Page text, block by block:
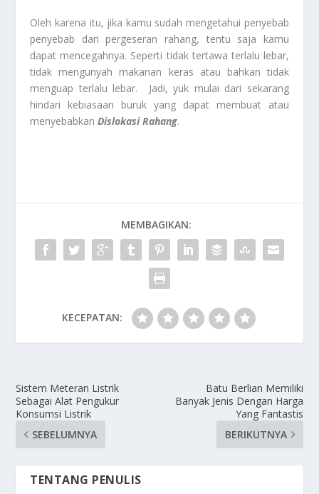
Oleh karena itu, jika kamu sudah mengetahui penyebab
penyebab dari pergeseran rahang, tentu saja kamu
dapat mencegahnya. Seperti tidak tertawa terlalu lebar,
tidak mengunyah makanan keras atau bahkan tidak
menguap terlalu lebar. Jadi, yuk mulai dari sekarang
hindari kebiasaan buruk yang dapat membuat atau
menyebabkanDislokasi Rahang.
MEMBAGIKAN:
KECEPATAN:
Sistem Meteran Listrik
Sebagai Alat Pengukur
Konsumsi Listrik
SEBELUMNYA
Batu Berlian Memiliki
Banyak Jenis Dengan Harga
Yang Fantastis
BERIKUTNYA
TENTANG PENULIS